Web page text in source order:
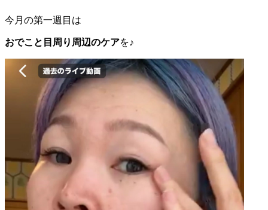
今月の第一週目は
おでこと目周り周辺のケアを♪